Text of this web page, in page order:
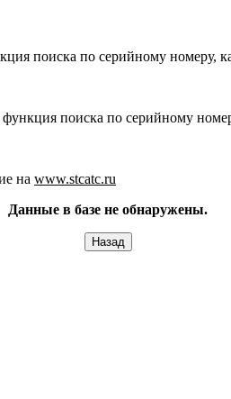
поиска по серийному номеру,
поиска по серийному
на www.stcatc.ru
Данные в базе не обнаружены.